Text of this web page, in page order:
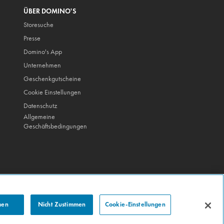
ÜBER DOMINO'S
Storesuche
Presse
Domino's App
Unternehmen
Geschenkgutscheine
Cookie Einstellungen
Datenschutz
Allgemeine
Geschäftsbedingungen
Nicht Zustimmen Cookie-Einstellungen